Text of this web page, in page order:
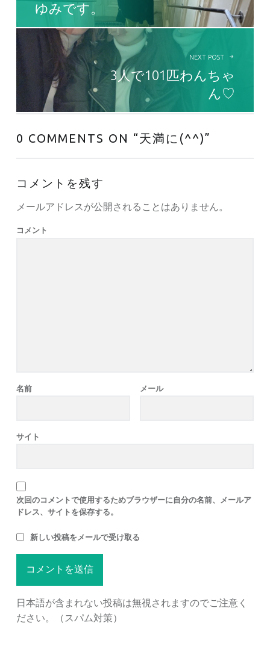
ゆみです。
NEXT POST
3人で101匹わんちゃ
ん♡
0 COMMENTS ON “天満に(^^)”
コメントを残す
メールアドレスが公開されることはありません。
コメント
名前 メール
サイト
次回のコメントで使用するためブラウザーに自分の名前、メールア
ドレス、サイトを保存する。
新しい投稿をメールで受け取る
日本語が含まれない投稿は無視されますのでご注意く
ださい。（スパム対策）